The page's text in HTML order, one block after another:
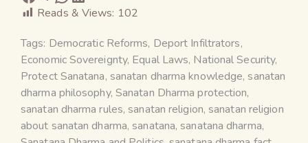
Reads & Views: 102
Tags: Democratic Reforms, Deport Infiltrators,
Economic Sovereignty, Equal Laws, National Security,
Protect Sanatana, sanatan dharma knowledge, sanatan
dharma philosophy, Sanatan Dharma protection,
sanatan dharma rules, sanatan religion, sanatan religion
about sanatan dharma, sanatana, sanatana dharma,